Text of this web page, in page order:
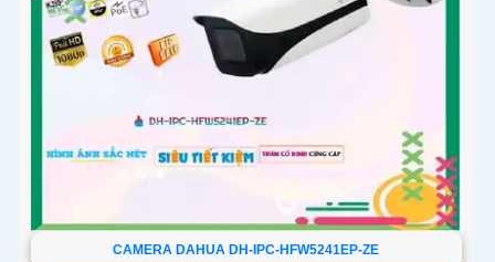
CAMERA DAHUA DH-IPC-HFW5241EP-ZE